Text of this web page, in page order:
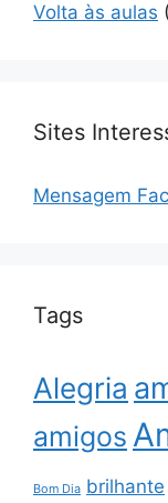
Volta às aulas
Sites
Mensagem
Tags
Alegria
amigos
Bom Dia brilhante